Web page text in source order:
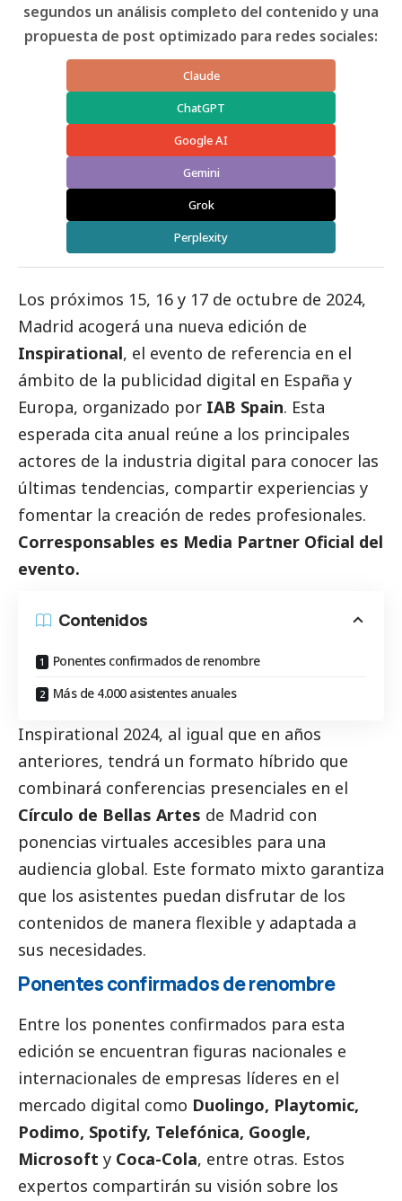
segundos un análisis completo del contenido y una
propuesta de post optimizado para redes sociales:
Claude
ChatGPT
Google AI
Gemini
Grok
Perplexity
Los próximos 15, 16 y 17 de octubre de 2024,
Madrid acogerá una nueva edición de
Inspirational, el evento de referencia en el
ámbito de la publicidad digital en España y
Europa, organizado por IAB Spain. Esta
esperada cita anual reúne a los principales
actores de la industria digital para conocer las
últimas tendencias, compartir experiencias y
fomentar la creación de redes profesionales.
Corresponsables es Media Partner Oficial del
evento.
Contenidos
Ponentes confirmados de renombre
Más de 4.000 asistentes anuales
Inspirational 2024, al igual que en años
anteriores, tendrá un formato híbrido que
combinará conferencias presenciales en el
Círculo de Bellas Artes de Madrid con
ponencias virtuales accesibles para una
audiencia global. Este formato mixto garantiza
que los asistentes puedan disfrutar de los
contenidos de manera flexible y adaptada a
sus necesidades.
Ponentes confirmados de renombre
Entre los ponentes confirmados para esta
edición se encuentran figuras nacionales e
internacionales de empresas líderes en el
mercado digital como Duolingo, Playtomic,
Podimo, Spotify, Telefónica, Google,
Microsoft y Coca-Cola, entre otras. Estos
expertos compartirán su visión sobre los